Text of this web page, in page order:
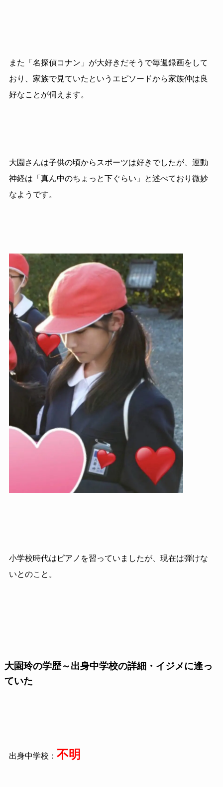
また「名探偵コナン」が大好きだそうで毎週録画をして
おり、家族で見ていたというエピソードから家族仲は良
好なことが伺えます。
大園さんは子供の頃からスポーツは好きでしたが、運動
神経は「真ん中のちょっと下ぐらい」と述べており微妙
なようです。
小学校時代はピアノを習っていましたが、現在は弾けな
いとのこと。
大園玲の学歴～出身中学校の詳細・イジメに逢っ
ていた
出身中学校： 不明